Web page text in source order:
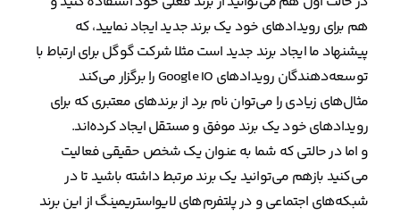
هم برای رویدادهای خود یک برند جدید ایجاد نمایید، که
پیشنهاد ما ایجاد برند جدید است مثلا شرکت گوگل برای ارتباط با
توسعه‌دهندگان رویدادهای Google IO را برگزار می‌کند
مثال‌های زیادی را می‌توان نام برد از برندهای معتبری که برای
رویدادهای خود یک برند موفق و مستقل ایجاد کرده‌اند.
و اما در حالتی که شما به عنوان یک شخص حقیقی فعالیت
می‌کنید بازهم می‌توانید یک برند مرتبط داشته باشید تا در
شبکه‌های اجتماعی و در پلتفرم‌های لایواستریمینگ از این برند